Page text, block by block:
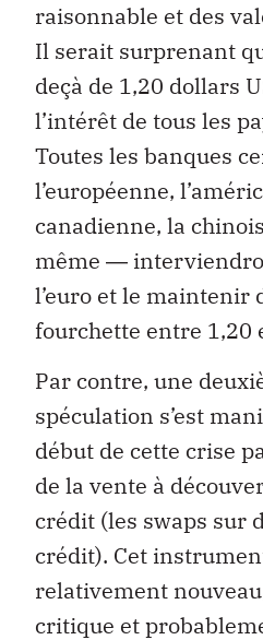
raisonnable et des
Il serait surprenant
deçà de 1,20 dollars
l’intérêt de tous les
Toutes les banques
l’européenne,
canadienne, la
même ―
l’euro et le maintenir
fourchette entre 1,20
Par contre, une
spéculation s’est
début de cette crise
de la vente à
crédit (les swaps sur
crédit). Cet
relativement
critique et